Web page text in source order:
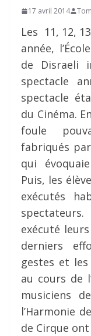
17 avril 2014
Les 11, 12,
année,
de Disraeli
spectacle
spectacle
du Cinéma.
foule
fabriqués
qui
Puis, les
exécutés
exécuté
derniers
gestes et
au cours de
musiciens
l’Harmonie
de Cirque